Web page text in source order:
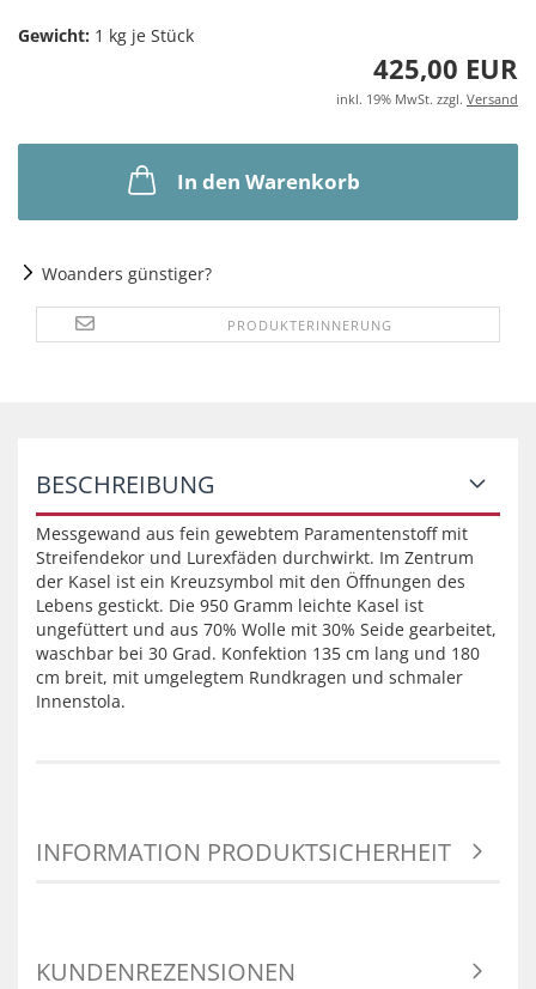
Gewicht: 1 kg je Stück
425,00 EUR
inkl. 19% MwSt. zzgl. Versand
In den Warenkorb
Woanders günstiger?
PRODUKTERINNERUNG
BESCHREIBUNG
Messgewand aus fein gewebtem Paramentenstoff mit
Streifendekor und Lurexfäden durchwirkt. Im Zentrum
der Kasel ist ein Kreuzsymbol mit den Öffnungen des
Lebens gestickt. Die 950 Gramm leichte Kasel ist
ungefüttert und aus 70% Wolle mit 30% Seide gearbeitet,
waschbar bei 30 Grad. Konfektion 135 cm lang und 180
cm breit, mit umgelegtem Rundkragen und schmaler
Innenstola.
INFORMATION PRODUKTSICHERHEIT
KUNDENREZENSIONEN